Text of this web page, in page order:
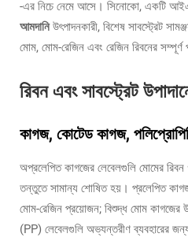
-এর নিচে নেমে আসে। সিনোকো, একটি
আমদানিউৎপাদনকারী, বিশেষ সাবস্ট্রেট
মোম, মোম-রেজিন এবং রেজিন রিবনের সম্পূর্ণ
রিবন এবং সাবস্ট্রেট
কাগজ, কোটেড কাগজ,
অপ্রলেপিত কাগজের লেবেলগুলি মোমের
তন্তুতে সামান্য শোষিত হয়। প্রলেপিত
মোম-রেজিন প্রয়োজন; বিশুদ্ধ মোম কাগজের
(PP) লেবেলগুলি অভ্যন্তরীণ ব্যবহারের